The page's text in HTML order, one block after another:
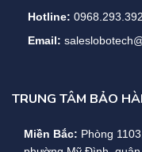
+ Chế độ tiết kiệm :
– Màn hình:LCD +
– Lớp IP:IP 20
Hotline:
Email:
TRUNG TÂM BẢO
Miền Bắc: Phòng